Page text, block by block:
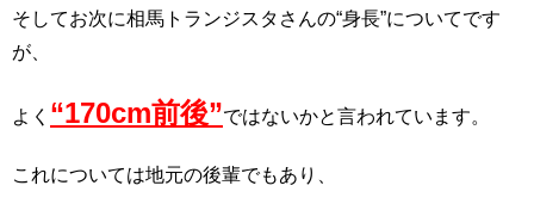
そしてお次に相馬トランジスタさんの“身長”についてです
が、
よく “170cm前後”ではないかと言われています。
これについては地元の後輩でもあり、